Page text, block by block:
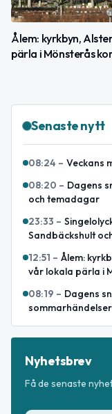
Ålem: kyrkbyn,
pärla i Mönsterås
Senaste nytt
08:24 – Veckans
08:20 – Dagens
och temadagar
23:33 –
Sandbäckshult
12:51 – Ålem:
vår lokala pärla i
08:19 – Dagens
Nyhetsbrev
Få de senaste